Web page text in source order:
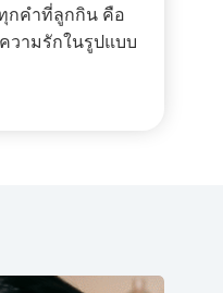
กคำที่ลูกกิน คือ
วามรักในรูปแบบ